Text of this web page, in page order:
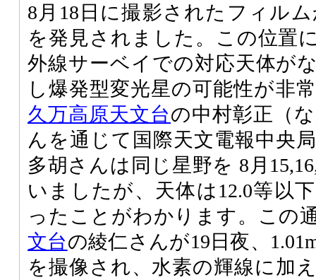
8月18日に撮影されたフィル
を発見されました。この位置
外線サーベイでの対応天体が
し爆発型変光星の可能性が非
久万高原天文台の中村彰正（
んを通じて国際天文電報中央
多胡さんは同じ星野を 8月
いましたが、天体は12.0等以
ったことがわかります。この
文台の綾仁さんが19日夜、
を撮像され、水素の輝線に加